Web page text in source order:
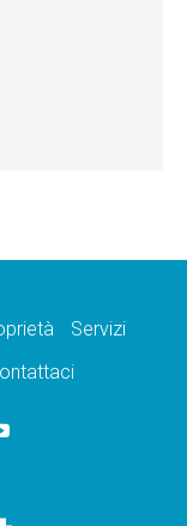
Servizi